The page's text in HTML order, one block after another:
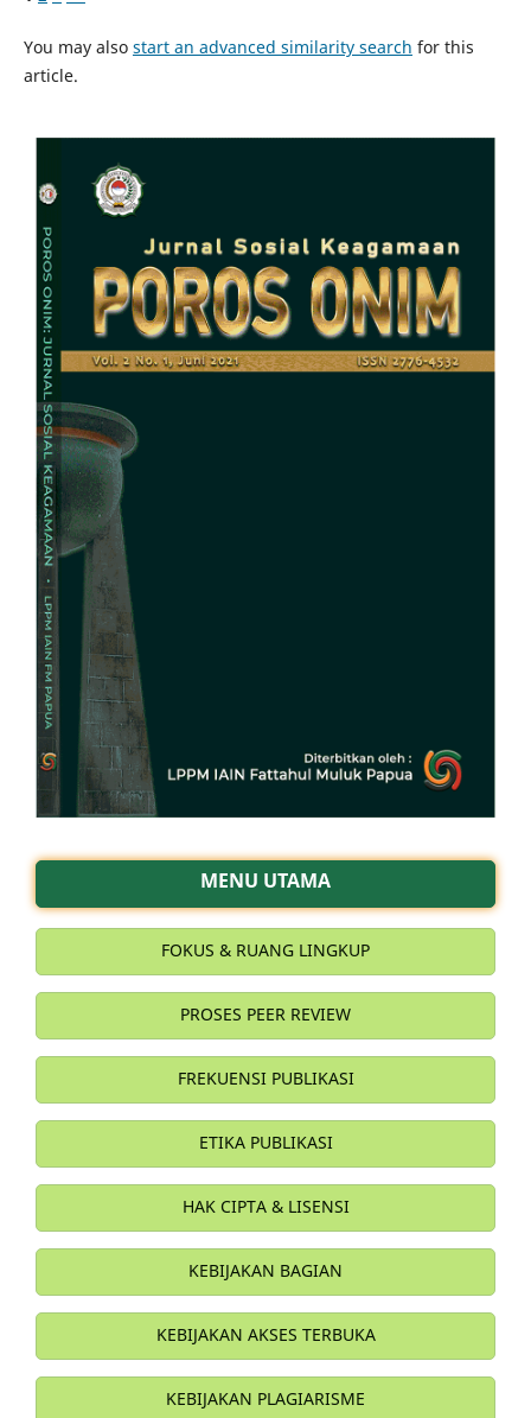
You may also start an advanced similarity search for this
article.
MENU UTAMA
FOKUS & RUANG LINGKUP
PROSES PEER REVIEW
FREKUENSI PUBLIKASI
ETIKA PUBLIKASI
HAK CIPTA & LISENSI
KEBIJAKAN BAGIAN
KEBIJAKAN AKSES TERBUKA
KEBIJAKAN PLAGIARISME